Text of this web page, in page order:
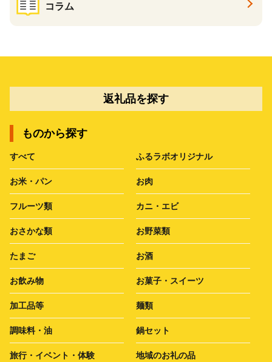
コラム
返礼品を探す
ものから探す
すべて ふるラボオリジナル
お米・パン お肉
フルーツ類 カニ・エビ
おさかな類 お野菜類
たまご お酒
お飲み物 お菓子・スイーツ
加工品等 麺類
調味料・油 鍋セット
旅行・イベント・体験 地域のお礼の品